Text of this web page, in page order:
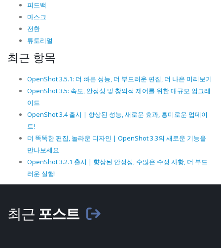
피드백
마스크
전환
튜토리얼
최근 항목
OpenShot 3.5.1: 더 빠른 성능, 더 부드러운 편집, 더 나은 미리보기
OpenShot 3.5: 속도, 안정성 및 창의적 제어를 위한 대규모 업그레
이드
OpenShot 3.4 출시 | 향상된 성능, 새로운 효과, 흥미로운 업데이
트!
더 똑똑한 편집, 놀라운 디자인 | OpenShot 3.3의 새로운 기능을
만나보세요
OpenShot 3.2.1 출시 | 향상된 안정성, 수많은 수정 사항, 더 부드
러운 실행!
최근 포스트